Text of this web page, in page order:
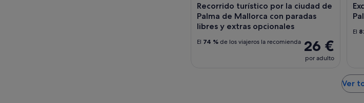
Recorrido turístico por la ciudad de
Palma de Mallorca con paradas
libres y extras opcionales
26 €
por adulto
El 74 % de los viajeros la recomienda
El
Ver